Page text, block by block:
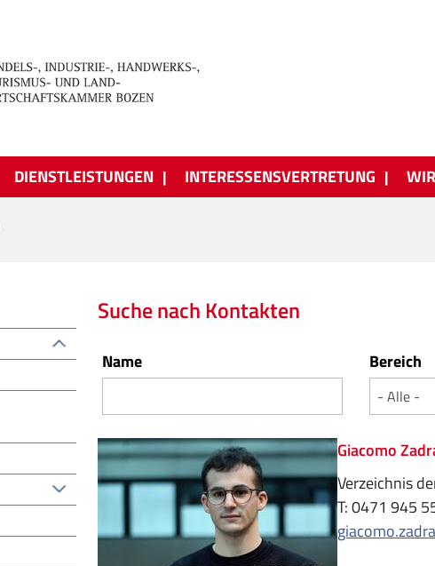
DIENSTLEISTUNGEN INTERESSENSVERTRETUNG
Suche nach Kontakten
Name Bereich
Giacomo
Verzeichnis
T: 0471 945